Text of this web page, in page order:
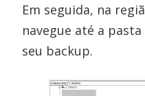
Em seguida, na
navegue até a
seu backup.